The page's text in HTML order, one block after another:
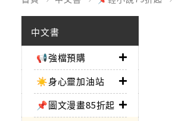
中文書
📢強檔預購
☀️身心靈加油站
📌圖文漫畫85折起